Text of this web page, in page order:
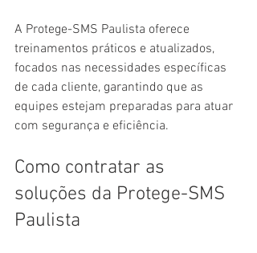
A Protege-SMS Paulista oferece
treinamentos práticos e atualizados,
focados nas necessidades específicas
de cada cliente, garantindo que as
equipes estejam preparadas para atuar
com segurança e eficiência.
Como contratar as
soluções da Protege-SMS
Paulista